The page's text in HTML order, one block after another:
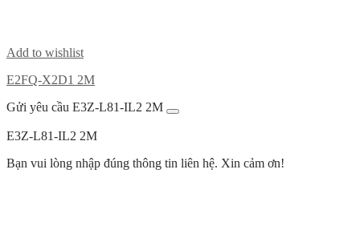
Add to wishlist
E2FQ-X2D1 2M
Gửi yêu cầu E3Z-L81-IL2 2M
E3Z-L81-IL2 2M
Bạn vui lòng nhập đúng thông tin liên hệ. Xin cảm ơn!